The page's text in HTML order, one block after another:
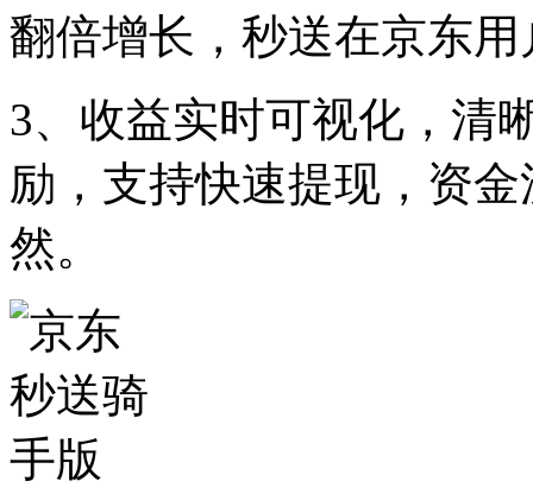
翻倍增长，秒送在京东
3、收益实时可视化，清
励，支持快速提现，资
然。